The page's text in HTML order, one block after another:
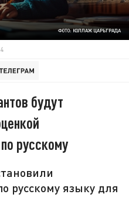
ФОТО: КОЛЛАЖ ЦАРЬГРАДА
будут
русскому
русскому языку для